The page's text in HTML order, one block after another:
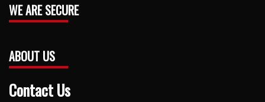
WE ARE SECURE
ABOUT US
Contact Us